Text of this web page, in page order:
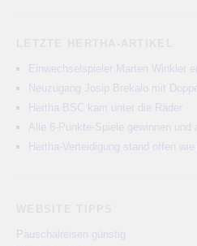
Einwechselspieler Marten Winkler
Neuzugang Josip Brekalo mit
Hertha BSC kam unter die Räder
Alle 6-Punkte-Spiele gewinnen und
Hertha-Verteidigung stand offen
Pauschalreisen günstig